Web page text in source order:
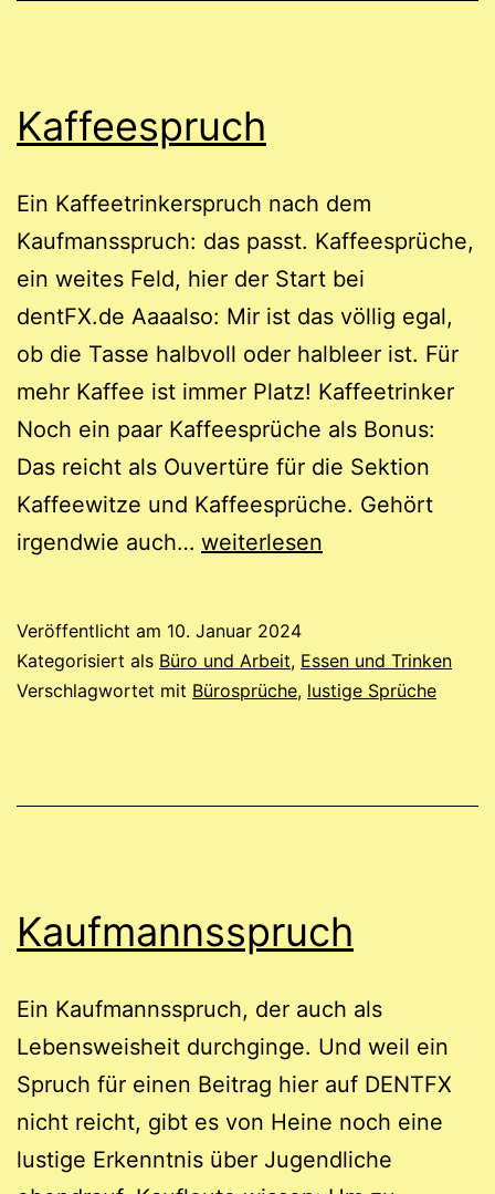
Kaffeespruch
Ein Kaffeetrinkerspruch nach dem
Kaufmansspruch: das passt. Kaffeesprüche,
ein weites Feld, hier der Start bei
dentFX.de Aaaalso: Mir ist das völlig egal,
ob die Tasse halbvoll oder halbleer ist. Für
mehr Kaffee ist immer Platz! Kaffeetrinker
Noch ein paar Kaffeesprüche als Bonus:
Das reicht als Ouvertüre für die Sektion
Kaffeewitze und Kaffeesprüche. Gehört
irgendwie auch… Kaffeespruch
weiterlesen
Veröffentlicht am 10. Januar 2024
Kategorisiert als Büro und Arbeit, Essen und Trinken
Verschlagwortet mit Bürosprüche, lustige Sprüche
Kaufmannsspruch
Ein Kaufmannsspruch, der auch als
Lebensweisheit durchginge. Und weil ein
Spruch für einen Beitrag hier auf DENTFX
nicht reicht, gibt es von Heine noch eine
lustige Erkenntnis über Jugendliche